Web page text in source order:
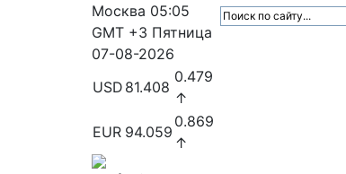
Москва 05:05
GMT +3 Пятница
07-08-2026
USD 81.408
0.479
↑
EUR 94.059
0.869
↑